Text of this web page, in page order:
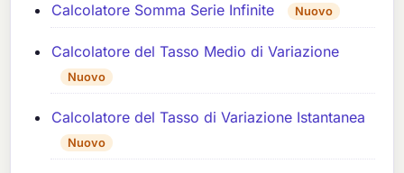
Calcolatore Somma Serie Infinite Nuovo
Calcolatore del Tasso Medio di Variazione
Nuovo
Calcolatore del Tasso di Variazione Istantanea
Nuovo